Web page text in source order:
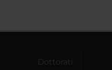
Dottorati